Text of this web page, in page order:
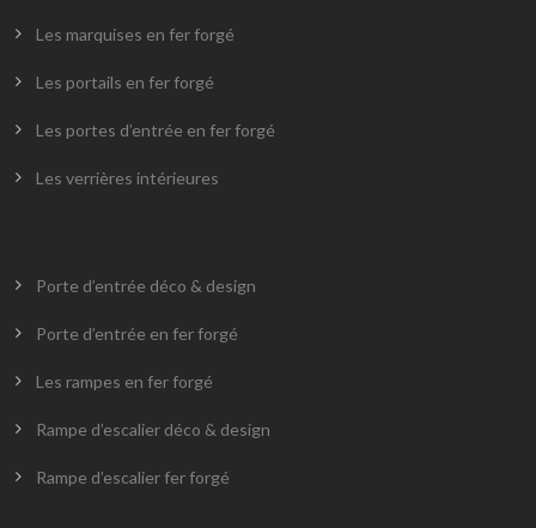
Les marquises en fer forgé
Les portails en fer forgé
Les portes d’entrée en fer forgé
Les verrières intérieures
Porte d’entrée déco & design
Porte d’entrée en fer forgé
Les rampes en fer forgé
Rampe d’escalier déco & design
Rampe d’escalier fer forgé